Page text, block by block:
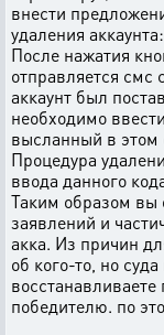
внести
удаления аккаунта:
После нажатия
отправляется смс
аккаунт был
необходимо
высланный в
Процедура
ввода данного
Таким образом вы
заявлений и
акка. Из причин
об кого-то, но
победителю. по